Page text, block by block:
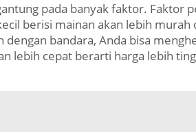
pada banyak faktor. Faktor
berisi mainan akan lebih
bandara, Anda bisa
lebih cepat berarti harga lebih